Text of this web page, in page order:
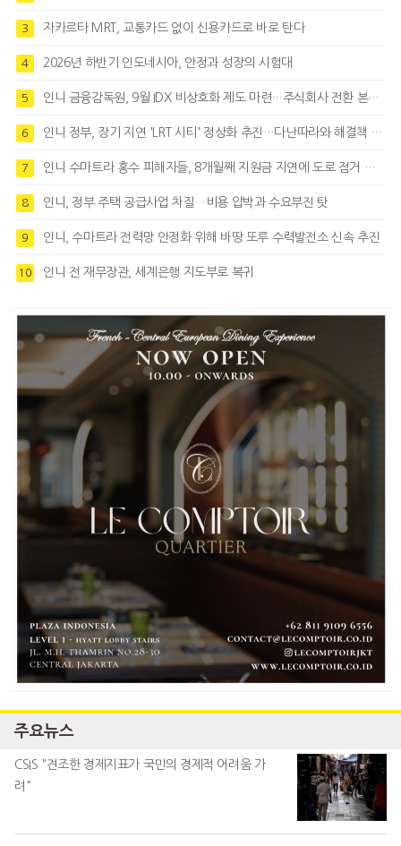
3 자카르타 MRT, 교통카드 없이 신용카드로 바로 탄다
4 2026년 하반기 인도네시아, 안정과 성장의 시험대
5 인니 금융감독원, 9월 IDX 비상호화 제도 마련…주식회사 전환 본격화
6 인니 정부, 장기 지연 'LRT 시티' 정상화 추진…다난따라와 해결책 모색
7 인니 수마트라 홍수 피해자들, 8개월째 지원금 지연에 도로 점거 시위
8 인니, 정부 주택 공급사업 차질…비용 압박과 수요부진 탓
9 인니, 수마트라 전력망 안정화 위해 바땅 또루 수력발전소 신속 추진
10 인니 전 재무장관, 세계은행 지도부로 복귀
주요뉴스
CSIS "견조한 경제지표가 국민의 경제적 어려움 가
려"